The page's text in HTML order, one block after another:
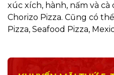
xúc xích, hành, nấm và
Chorizo Pizza. Cũng có
Pizza, Seafood Pizza,